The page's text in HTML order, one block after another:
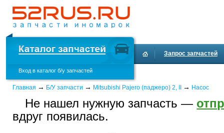
Вход в каталог б/у запчастей
Запрос запчастей
Главная → Б/У запчасти → Mitsubishi Pajero (паджеро) 2, II → Насос
Не нашел нужную запчасть —
вдруг появилась.